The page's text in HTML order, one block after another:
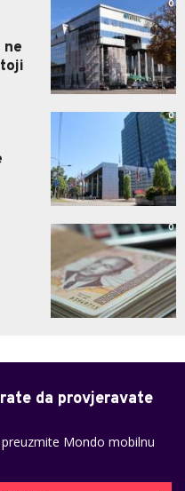
ne
0
0
0
da provjeravate
Mondo mobilnu